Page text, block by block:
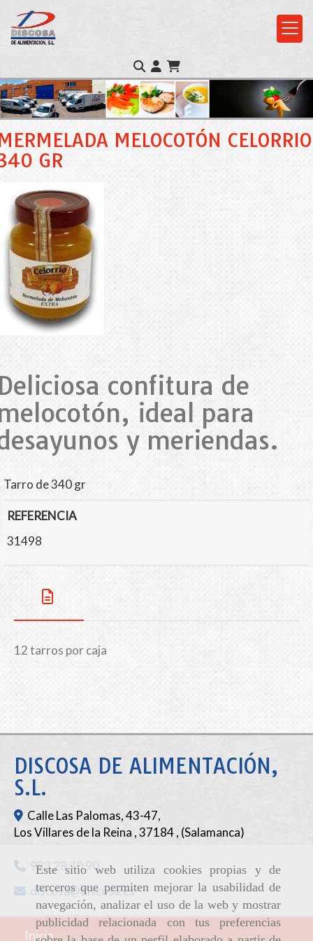
Este sitio web utiliza cookies propias y de
terceros que permiten mejorar la usabilidad de
navegación, analizar el uso de la web y mostrar
publicidad relacionada con tus preferencias
MELOCOTÓN CELORRIO
GR
confitura de
ideal para
y meriendas.
Tarro de 340 gr
REFERENCIA
31498
12 tarros por caja
DISCOSA DE ALIMENTACIÓN,
S.L.
Calle Las Palomas, 43-47,
Los Villares de la Reina ,37184, (Salamanca)
923 28 70 90
discosa
discosa.es
Inicio